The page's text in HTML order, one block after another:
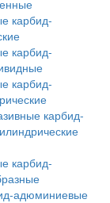
карбид-
карбид-
карбид-
карбид-
карбид-
адюминиевые